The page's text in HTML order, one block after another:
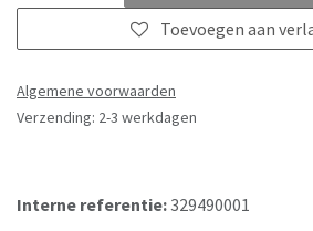
Toevoegen aan
Algemene voorwaarden
Verzending: 2-3 werkdagen
Interne referentie:329490001